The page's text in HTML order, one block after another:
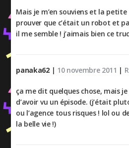
Mais je m’en souviens et la
prouver que c’était un robot et
il me semble ! j’aimais bien ce
panaka62 | 10 novembre 2011 |
ça me dit quelques chose, mais
d’avoir vu un épisode. (j’était
ou l’agence tous risques ! lol ou
la belle vie !)